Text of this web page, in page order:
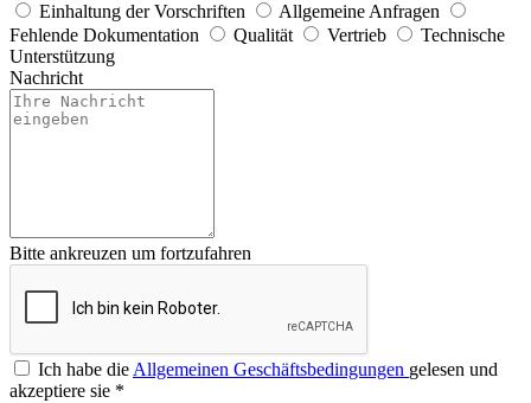
Einhaltung der Vorschriften
Allgemeine Anfragen
Fehlende Dokumentation
Qualität Vertrieb
Technische
Unterstützung
Nachricht
Bitte ankreuzen um fortzufahren
Ich habe dieAllgemeinen Geschäftsbedingungen gelesen und
akzeptiere sie *